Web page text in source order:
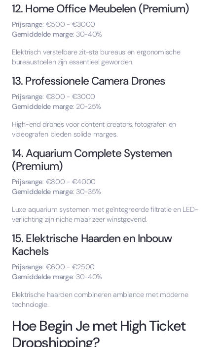
12. Home Office Meubelen (Premium)
Prijsrange: €500 - €3000
Gemiddelde marge: 30-40%
Elektrisch verstelbare zit-sta bureaus en ergonomische
bureaustoelen zijn essentieel geworden.
13. Professionele Camera Drones
Prijsrange: €800 - €3000
Gemiddelde marge: 20-25%
High-end drones voor content creators, fotografen en
videografen bieden solide marges.
14. Aquarium Complete Systemen
(Premium)
Prijsrange: €800 - €4000
Gemiddelde marge: 30-35%
Luxe aquarium systemen met geïntegreerde filtratie en LED-
verlichting zijn niche maar zeer winstgevend.
15. Elektrische Haarden en Inbouw
Kachels
Prijsrange: €600 - €2500
Gemiddelde marge: 30-40%
Elektrische haarden combineren ambiance met moderne
technologie.
Hoe Begin Je met High Ticket
Dropshipping?